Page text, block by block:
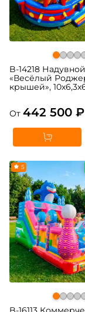
B-14218
«Весёлый
крышей»,
От 442 500 ₽
5